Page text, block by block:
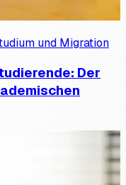
und Migration
Der